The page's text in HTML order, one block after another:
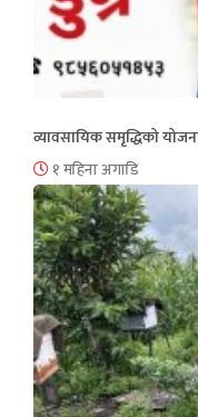
व्यावसायिक समृद्धिको
१ महिना अगाडि